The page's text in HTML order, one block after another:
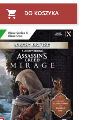
 DO KOSZYKA